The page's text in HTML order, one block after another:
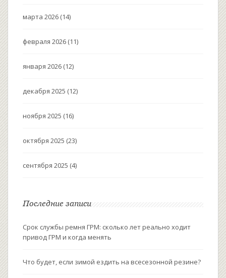
марта 2026 (14)
февраля 2026 (11)
января 2026 (12)
декабря 2025 (12)
ноября 2025 (16)
октября 2025 (23)
сентября 2025 (4)
Последние записи
Срок службы ремня ГРМ: сколько лет реально ходит
привод ГРМ и когда менять
Что будет, если зимой ездить на всесезонной резине?